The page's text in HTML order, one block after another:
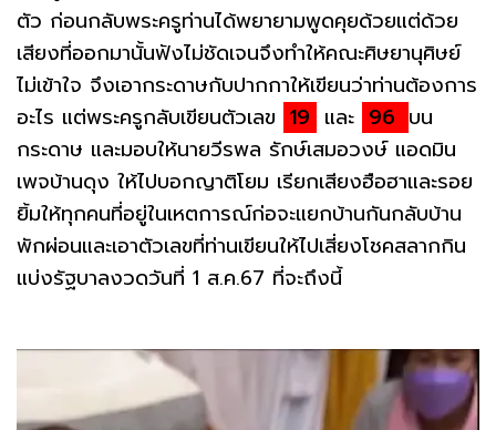
ตัว ก่อนกลับพระครูท่านได้พยายามพูดคุยด้วยแต่ด้วย
เสียงที่ออกมานั้นฟังไม่ชัดเจนจึงทำให้คณะศิษยานุศิษย์
ไม่เข้าใจ จึงเอากระดาษกับปากกาให้เขียนว่าท่านต้องการ
อะไร แต่พระครูกลับเขียนตัวเลข 19 และ 96 บน
กระดาษ และมอบให้นายวีรพล รักษ์เสมอวงษ์ แอดมิน
เพจบ้านดุง ให้ไปบอกญาติโยม เรียกเสียงฮือฮาและรอย
ยิ้มให้ทุกคนที่อยู่ในเหตการณ์ก่อจะแยกบ้านกันกลับบ้าน
พักผ่อนและเอาตัวเลขที่ท่านเขียนให้ไปเสี่ยงโชคสลากกิน
แบ่งรัฐบาลงวดวันที่ 1 ส.ค.67 ที่จะถึงนี้